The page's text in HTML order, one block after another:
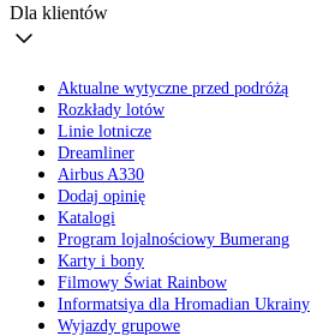
Dla klientów
Aktualne wytyczne przed podróżą
Rozkłady lotów
Linie lotnicze
Dreamliner
Airbus A330
Dodaj opinię
Katalogi
Program lojalnościowy Bumerang
Karty i bony
Filmowy Świat Rainbow
Informatsiya dla Hromadian Ukrainy
Wyjazdy grupowe